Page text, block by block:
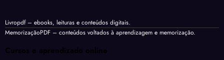
Livropdf– ebooks, leituras e conteúdos digitais.
MemorizaçãoPDF – conteúdos voltados à aprendizagem e memorização.
Cursos e aprendizado online